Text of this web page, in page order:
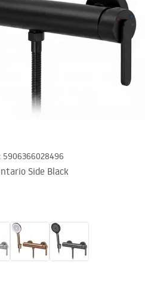
5906366028496
Side Black